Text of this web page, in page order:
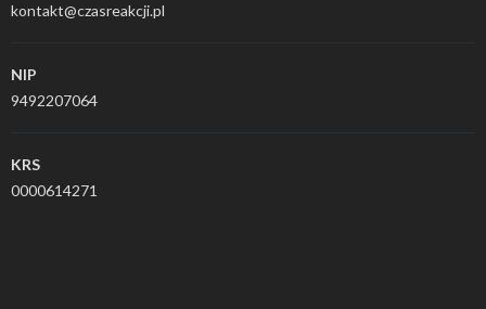
kontakt@czasreakcji.pl
NIP
9492207064
KRS
0000614271